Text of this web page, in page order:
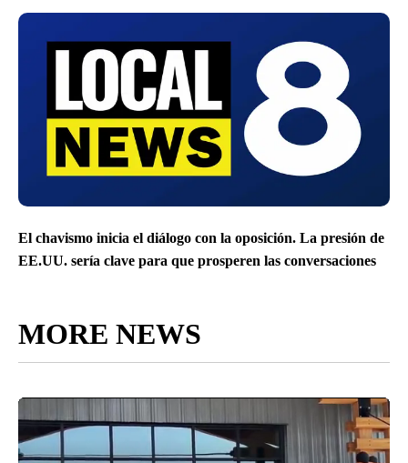
El chavismo inicia el diálogo con la oposición. La presión de
EE.UU. sería clave para que prosperen las conversaciones
MORE NEWS